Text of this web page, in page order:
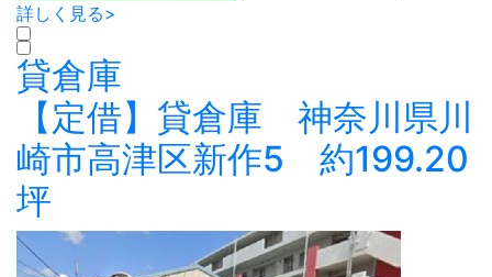
詳しく見る>
貸倉庫
【定借】貸倉庫 神奈川県川
崎市高津区新作5 約199.20
坪